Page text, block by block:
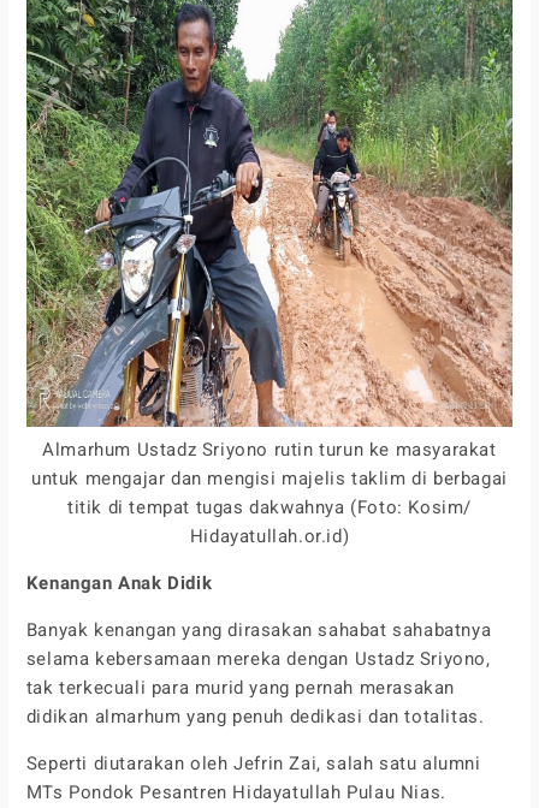
Almarhum Ustadz Sriyono rutin turun ke masyarakat
untuk mengajar dan mengisi majelis taklim di berbagai
titik di tempat tugas dakwahnya (Foto: Kosim/
Hidayatullah.or.id)
Kenangan Anak Didik
Banyak kenangan yang dirasakan sahabat sahabatnya
selama kebersamaan mereka dengan Ustadz Sriyono,
tak terkecuali para murid yang pernah merasakan
didikan almarhum yang penuh dedikasi dan totalitas.
Seperti diutarakan oleh Jefrin Zai, salah satu alumni
MTs Pondok Pesantren Hidayatullah Pulau Nias.